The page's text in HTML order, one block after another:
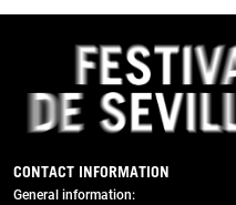
Previous
CONTACT INFORMATION
General information: